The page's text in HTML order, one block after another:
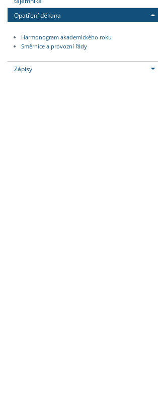
Opatření děkana
Harmonogram akademického roku
Směrnice a provozní řády
Zápisy